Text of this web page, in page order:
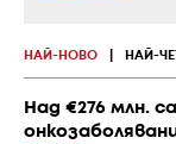
НАЙ-НОВО НАЙ-
Над €276 млн.